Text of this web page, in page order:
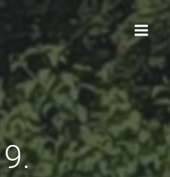
Inhalt
springen
9.